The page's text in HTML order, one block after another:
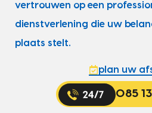
vertrouwen op een
dienstverlening die uw
plaats stelt.
plan uw
085